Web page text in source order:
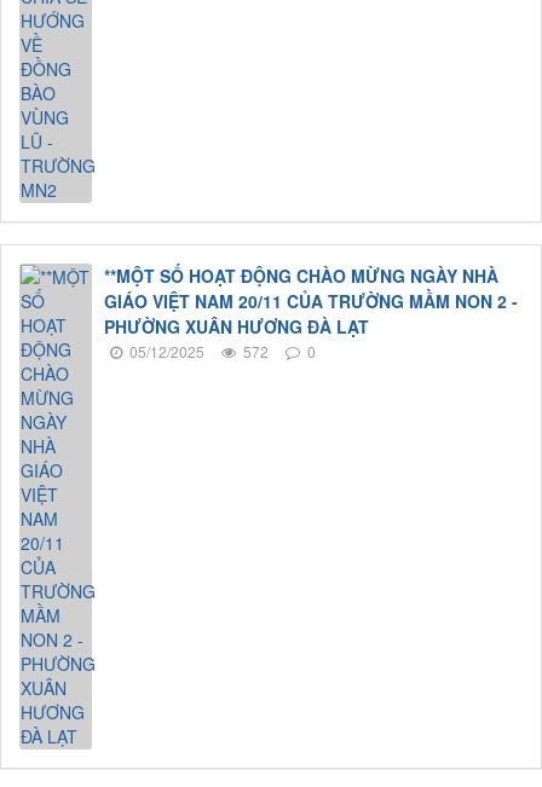
**MỘT SỐ HOẠT ĐỘNG CHÀO MỪNG NGÀY NHÀ
GIÁO VIỆT NAM 20/11 CỦA TRƯỜNG MẦM NON 2 -
PHƯỜNG XUÂN HƯƠNG ĐÀ LẠT
05/12/2025 572 0